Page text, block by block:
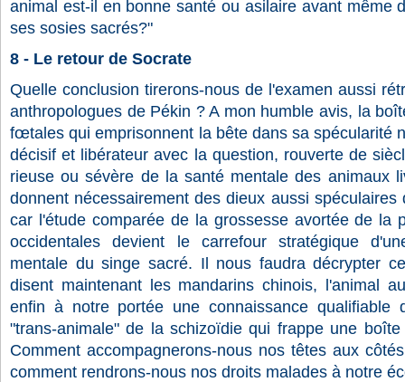
animal est-il en bonne santé ou asilaire avant même
ses sosies sacrés?"
8 - Le retour de Socrate
Quelle conclusion tirerons-nous de l'examen aussi
anthropologues de Pékin ? A mon humble avis, la
fœtales qui emprisonnent la bête dans sa spécularité
décisif et libérateur avec la question, rouverte de
rieuse ou sévère de la santé mentale des animaux
donnent nécessairement des dieux aussi spéculaires
car l'étude comparée de la grossesse avortée de la
occidentales devient le carrefour stratégique
mentale du singe sacré. Il nous faudra décrypter
disent maintenant les mandarins chinois, l'animal
enfin à notre portée une connaissance qualifiable
"trans-animale" de la schizoïdie qui frappe une
Comment accompagnerons-nous nos têtes aux
comment rendrons-nous nos droits malades à notre